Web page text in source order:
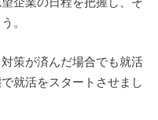
。
策が済んだ場合でも就活
就活をスタートさせまし